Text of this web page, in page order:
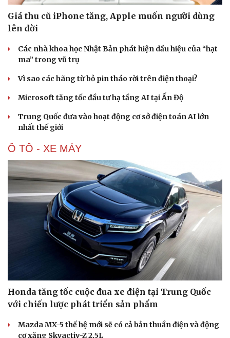
Văn hóa
Giá thu cũ iPhone tăng, Apple muốn người dùng
lên đời
Các nhà khoa học Nhật Bản phát hiện dấu hiệu của “hạt
ma” trong vũ trụ
Vì sao các hãng từ bỏ pin tháo rời trên điện thoại?
Microsoft tăng tốc đầu tư hạ tầng AI tại Ấn Độ
Trung Quốc đưa vào hoạt động cơ sở điện toán AI lớn
nhất thế giới
Ô TÔ - XE MÁY
Honda tăng tốc cuộc đua xe điện tại Trung Quốc
với chiến lược phát triển sản phẩm
Mazda MX-5 thế hệ mới sẽ có cả bản thuần điện và động
cơ xăng Skyactiv-Z 2.5L